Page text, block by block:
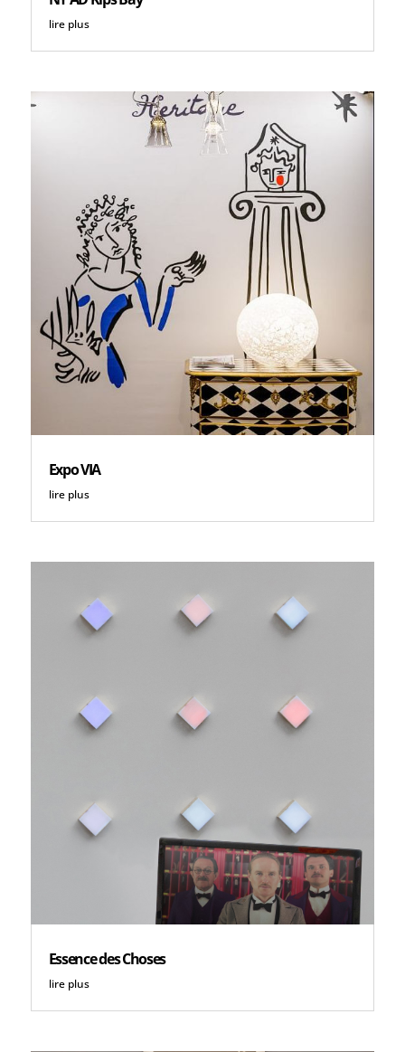
lire plus
Expo VIA
lire plus
Essence des Choses
lire plus